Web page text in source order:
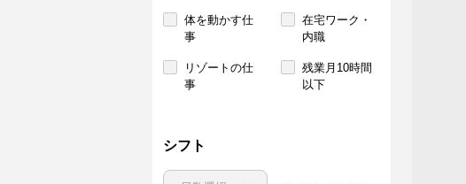
体を動かす仕
事
在宅ワーク・
内職
リゾートの仕
事
残業月10時間
以下
シフト